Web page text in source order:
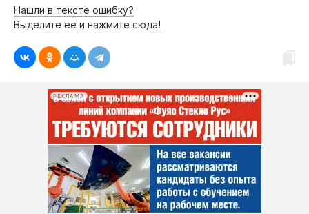
Нашли в тексте ошибку?
Выделите её и нажмите сюда!
РЕКЛАМА